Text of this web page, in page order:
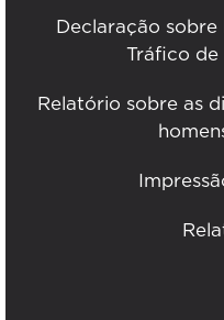
Declaração
Tráfico de
Relatório sobre as